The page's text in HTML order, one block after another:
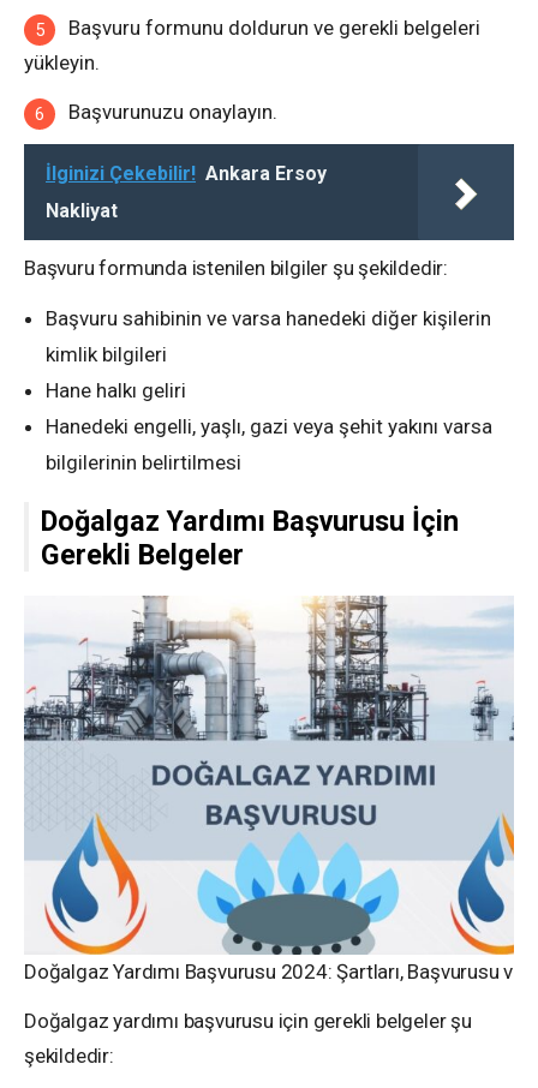
Başvuru formunu doldurun ve gerekli belgeleri
yükleyin.
Başvurunuzu onaylayın.
İlginizi Çekebilir! Ankara Ersoy
Nakliyat
Başvuru formunda istenilen bilgiler şu şekildedir:
Başvuru sahibinin ve varsa hanedeki diğer kişilerin
kimlik bilgileri
Hane halkı geliri
Hanedeki engelli, yaşlı, gazi veya şehit yakını varsa
bilgilerinin belirtilmesi
Doğalgaz Yardımı Başvurusu İçin
Gerekli Belgeler
Doğalgaz Yardımı Başvurusu 2024: Şartları, Başvurusu ve
Doğalgaz yardımı başvurusu için gerekli belgeler şu
şekildedir: